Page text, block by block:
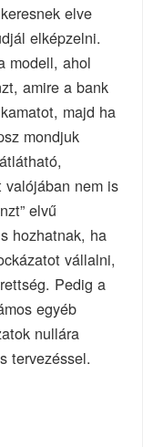
elve
elképzelni.
modell, ahol
amire a bank
majd ha
mondjuk
nem is
elvű
hozhatnak, ha
vállalni,
Pedig a
egyéb
nullára
tervezéssel.